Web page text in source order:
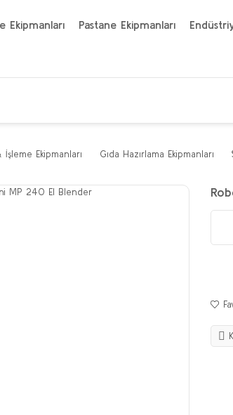
Ekipmanları Pastane Ekipmanları
İşleme Ekipmanları Gıda Hazırlama Ekipmanları